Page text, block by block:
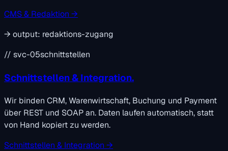
CMS & Redaktion →
→ output: redaktions-zugang
// svc-05schnittstellen
Schnittstellen & Integration.
Wir binden CRM, Warenwirtschaft, Buchung und Payment
über REST und SOAP an. Daten laufen automatisch, statt
von Hand kopiert zu werden.
Schnittstellen & Integration →